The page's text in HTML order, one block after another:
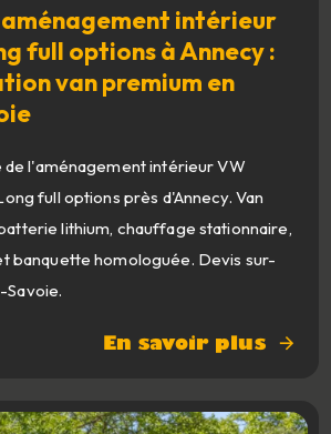
intérieur
full options à Annecy :
van premium en
de l'aménagement intérieur VW
full options près d'Annecy. Van
lithium, chauffage stationnaire,
banquette homologuée. Devis sur-
Savoie.
En savoir plus